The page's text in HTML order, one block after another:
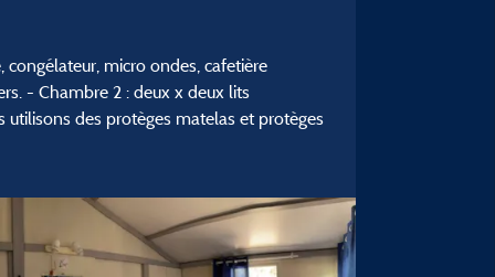
congélateur, micro ondes, cafetière
- Chambre 2 : deux x deux lits
utilisons des protèges matelas et protèges